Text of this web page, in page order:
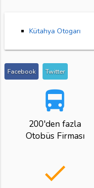
Kütahya Otogarı
Facebook Twitter
directions_bus
200'den fazla
Otobüs Firması
done